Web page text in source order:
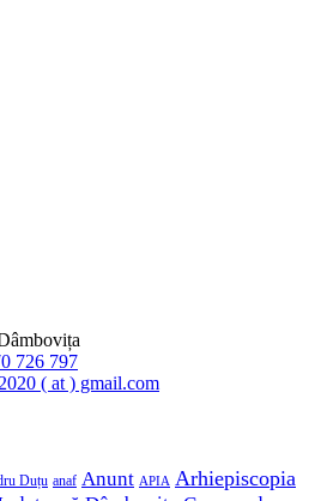
726 797Opens
in
( at ) gmail.comOpens
Duțu anaf Anunt APIA Arhiepiscopia